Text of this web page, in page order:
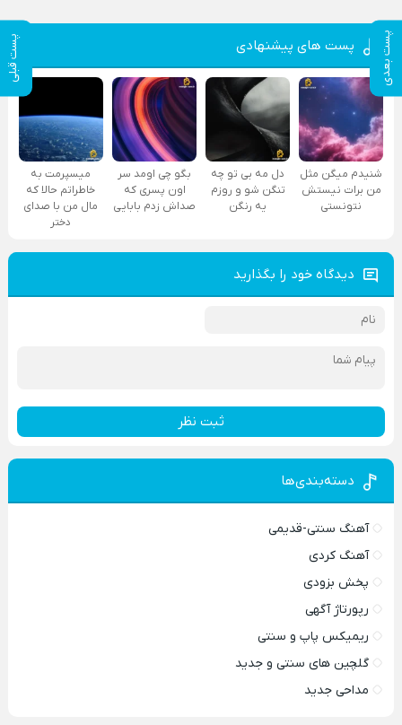
پست بعدی پست قبلی پست های پیشنهادی
شنیدم میگن مثل
من برات نیستش
نتونستی
دل مه بی تو چه
تنگن شو و روزم
یه رنگن
بگو چی اومد سر
اون پسری که
صداش زدم بابایی
میسپرمت به
خاطراتم حالا که
مال من با صدای
دختر
دیدگاه خود را بگذارید
ثبت نظر
دسته‌بندی‌ها
آهنگ سنتی-قدیمی
آهنگ کردی
پخش بزودی
رپورتاژ آگهی
ریمیکس پاپ و سنتی
گلچین های سنتی و جدید
مداحی جدید